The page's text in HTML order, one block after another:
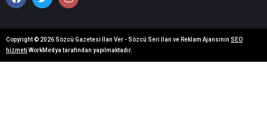
Copyright © 2026 Sözcü Gazetesi İlan Ver - Sözcü Seri İlan ve Reklam Ajansının SEO
hizmeti WorkMedya tarafından yapılmaktadır.